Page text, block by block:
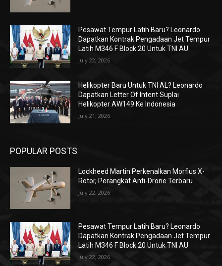
Pesawat Tempur Latih Baru? Leonardo
Dapatkan Kontrak Pengadaan Jet Tempur
Latih M346 F Block 20 Untuk TNI AU
July 22, 2026
Helikopter Baru Untuk TNI AL? Leonardo
Dapatkan Letter Of Intent Suplai
Helikopter AW149 Ke Indonesia
July 21, 2026
POPULAR POSTS
Lockheed Martin Perkenalkan Morfius X-
Rotor, Perangkat Anti-Drone Terbaru
July 22, 2026
Pesawat Tempur Latih Baru? Leonardo
Dapatkan Kontrak Pengadaan Jet Tempur
Latih M346 F Block 20 Untuk TNI AU
July 22, 2026